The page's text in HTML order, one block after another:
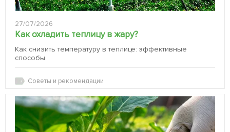
27/07/2026
Как охладить теплицу в жару?
Как снизить температуру в теплице: эффективные
способы
Советы и рекомендации